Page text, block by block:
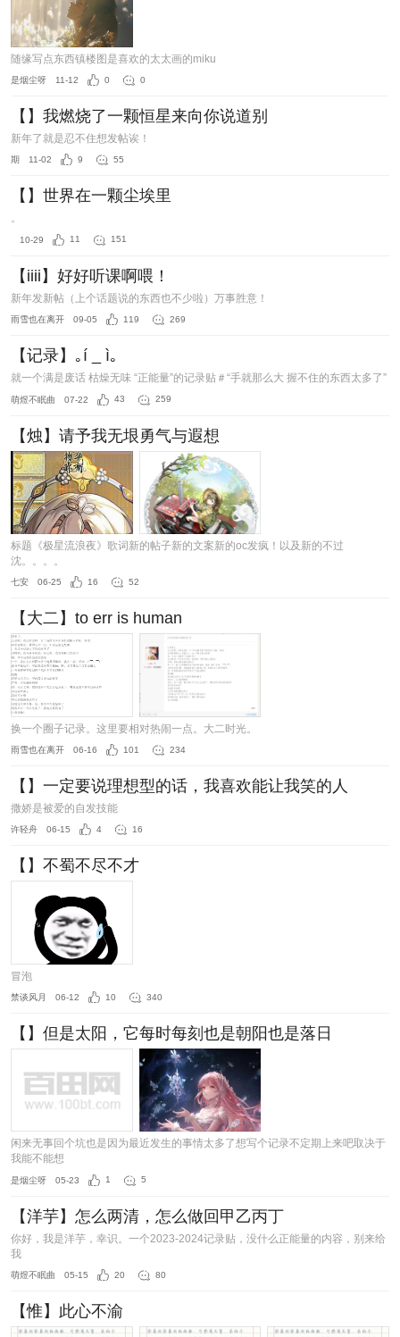
随缘写点东西镇楼图是喜欢的太太画的miku
是烟尘呀 11-12 0 0
【】我燃烧了一颗恒星来向你说道别
新年了就是忍不住想发帖诶！
期 11-02 9 55
【】世界在一颗尘埃里
。
10-29 11 151
【iiii】好好听课啊喂！
新年发新帖（上个话题说的东西也不少啦）万事胜意！
雨雪也在离开 09-05 119 269
【记录】｡í _ ì｡
就一个满是废话 枯燥无味 “正能量”的记录贴＃“手就那么大 握不住的东西太多了”
萌煜不眠曲 07-22 43 259
【烛】请予我无垠勇气与遐想
标题《极星流浪夜》歌词新的帖子新的文案新的oc发疯！以及新的不过
沈。。。。
七安 06-25 16 52
【大二】to err is human
换一个圈子记录。这里要相对热闹一点。大二时光。
雨雪也在离开 06-16 101 234
【】一定要说理想型的话，我喜欢能让我笑的人
撒娇是被爱的自发技能
许轻舟 06-15 4 16
【】不蜀不尽不才
冒泡
禁谈风月 06-12 10 340
【】但是太阳，它每时每刻也是朝阳也是落日
闲来无事回个坑也是因为最近发生的事情太多了想写个记录不定期上来吧取决于
我能不能想
是烟尘呀 05-23 1 5
【洋芋】怎么两清，怎么做回甲乙丙丁
你好，我是洋芋，幸识。一个2023-2024记录贴，没什么正能量的内容，别来给
我
萌煜不眠曲 05-15 20 80
【惟】此心不渝